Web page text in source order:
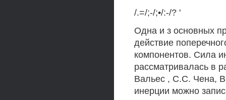
/.=/;-/;•/:-/? '
Одна и з основных
действие
компонентов. Сила
рассматривалась в
Вальес , С.С. Чена,
инерции можно